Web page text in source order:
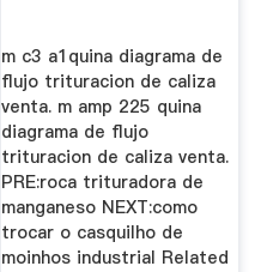
m c3 a1quina diagrama de
flujo trituracion de caliza
venta. m amp 225 quina
diagrama de flujo
trituracion de caliza venta.
PRE:roca trituradora de
manganeso NEXT:como
trocar o casquilho de
moinhos industrial Related